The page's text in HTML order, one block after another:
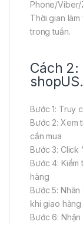
Phone/
Thời gian
trong tuần.
Cách
Bước 1: Truy
Bước 2: Xem
cần mua
Bước 3: Click
Bước 4: Kiểm
hàng
Bước 5:
khi giao hàng
Bước 6: Nhận